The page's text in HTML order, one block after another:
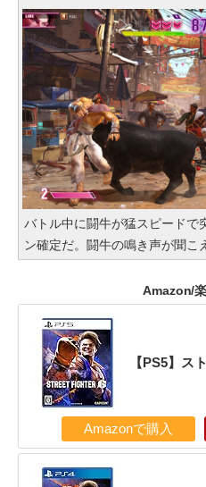
バトル中に闘牛が猛スピードで
ン確定だ。闘牛の鳴き声が聞こ
Amazon/
【PS5】ス
Amazonで購入